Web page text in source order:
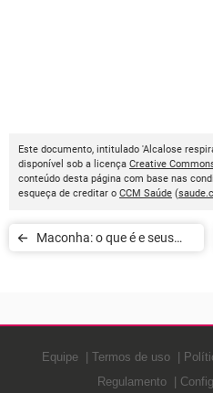
Este documento, intitulado 'Alcalose
disponível sob a licença Creative
conteúdo desta página com base nas
esqueça de creditar o CCM Saúde (
Maconha: o que é e seus
Equipe Termos de uso
Regulamento